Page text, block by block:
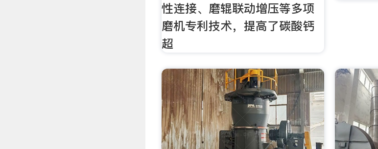
性连接、磨辊联动增压等多项
磨机专利技术，提高了碳酸钙
超